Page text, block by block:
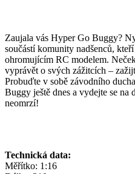
Zaujala vás Hyper Go Buggy?
součástí komunity nadšenců,
ohromujícím RC modelem.
vyprávět o svých zážitcích –
Probuďte v sobě závodního
Buggy ještě dnes a vydejte se
neomrzí!
Technická data:
Měřítko: 1:16